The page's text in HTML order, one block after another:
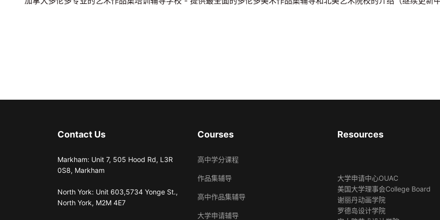
Contact Us
Markham: Unit 7, 505 Hood Rd, L3R
0S8, Markham
North York: Unit 603,5734 Yonge St.,
North York, M2M 4E7
Courses
高中学分课程
作品集辅导
高中作品集辅导
大学申请辅导
Resources
大学申请中心OUAC
美国大学理事会College Board
谢丽丹动画学院
罗德岛设计学院